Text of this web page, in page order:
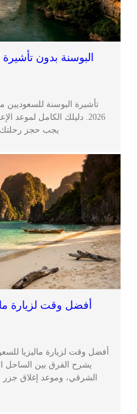
2026. دليلك الكامل لموعد
يجب حجز رحلتك
يشرح الفرق بين الساحل
الشرقي، وموعد إغلاق جزر